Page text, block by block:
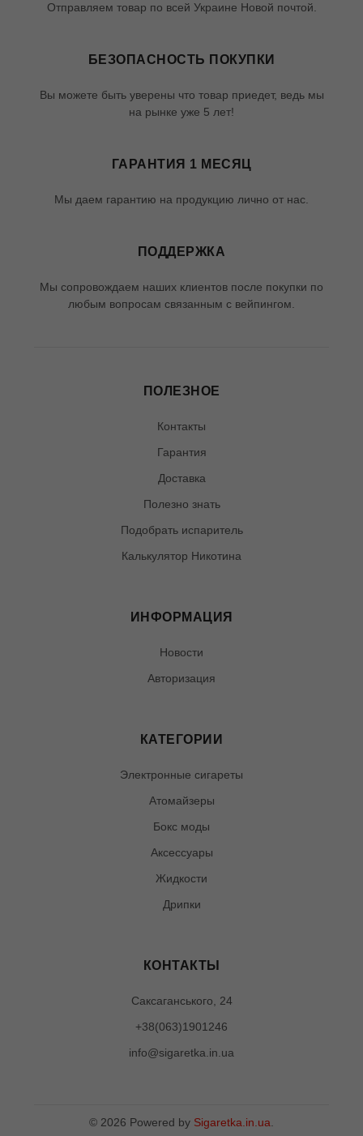
Отправляем товар по всей Украине Новой почтой.
БЕЗОПАСНОСТЬ ПОКУПКИ
Вы можете быть уверены что товар приедет, ведь мы
на рынке уже 5 лет!
ГАРАНТИЯ 1 МЕСЯЦ
Мы даем гарантию на продукцию лично от нас.
ПОДДЕРЖКА
Мы сопровождаем наших клиентов после покупки по
любым вопросам связанным с вейпингом.
ПОЛЕЗНОЕ
Контакты
Гарантия
Доставка
Полезно знать
Подобрать испаритель
Калькулятор Никотина
ИНФОРМАЦИЯ
Новости
Авторизация
КАТЕГОРИИ
Электронные сигареты
Атомайзеры
Бокс моды
Аксессуары
Жидкости
Дрипки
КОНТАКТЫ
Саксаганського, 24
+38(063)1901246
info@sigaretka.in.ua
© 2026 Powered by Sigaretka.in.ua